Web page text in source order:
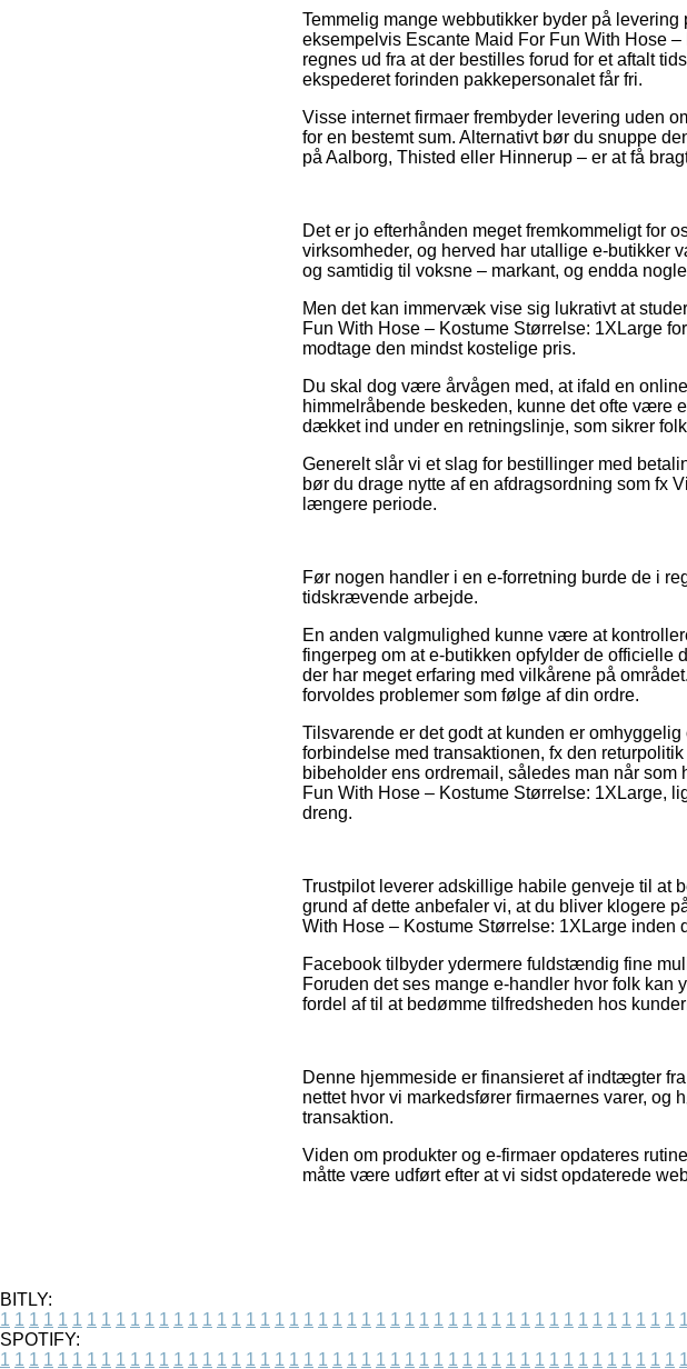
Temmelig mange webbutikker byder på
eksempelvis Escante Maid For Fun With Hose
regnes ud fra at der bestilles forud for et aftalt
ekspederet forinden pakkepersonalet får fri.
Visse internet firmaer frembyder levering uden
for en bestemt sum. Alternativt bør du snuppe
på Aalborg, Thisted eller Hinnerup – er at få
Det er jo efterhånden meget fremkommeligt for
virksomheder, og herved har utallige e-butikker
og samtidig til voksne – markant, og endda
Men det kan immervæk vise sig lukrativt at
Fun With Hose – Kostume Størrelse: 1XLarge
modtage den mindst kostelige pris.
Du skal dog være årvågen med, at ifald en
himmelråbende beskeden, kunne det ofte være
dækket ind under en retningslinje, som sikrer
Generelt slår vi et slag for bestillinger med
bør du drage nytte af en afdragsordning som fx
længere periode.
Før nogen handler i en e-forretning burde de i
tidskrævende arbejde.
En anden valgmulighed kunne være at
fingerpeg om at e-butikken opfylder de officielle
der har meget erfaring med vilkårene på
forvoldes problemer som følge af din ordre.
Tilsvarende er det godt at kunden er
forbindelse med transaktionen, fx den
bibeholder ens ordremail, således man når
Fun With Hose – Kostume Størrelse: 1XLarge,
dreng.
Trustpilot leverer adskillige habile genveje til at
grund af dette anbefaler vi, at du bliver klogere
With Hose – Kostume Størrelse: 1XLarge inden
Facebook tilbyder ydermere fuldstændig fine
Foruden det ses mange e-handler hvor folk
fordel af til at bedømme tilfredsheden hos
Denne hjemmeside er finansieret af indtægter
nettet hvor vi markedsfører firmaernes varer, og
transaktion.
Viden om produkter og e-firmaer opdateres
måtte være udført efter at vi sidst opdaterede
BITLY:
1 1 1 1 1 1 1 1 1 1 1 1 1 1 1 1 1 1 1 1 1 1 1 1 1 1 1 1 1 1 1 1 1 1 1 1 1 1 1 1 1 1 1 1 1 1 1 1
SPOTIFY:
1 1 1 1 1 1 1 1 1 1 1 1 1 1 1 1 1 1 1 1 1 1 1 1 1 1 1 1 1 1 1 1 1 1 1 1 1 1 1 1 1 1 1 1 1 1 1 1